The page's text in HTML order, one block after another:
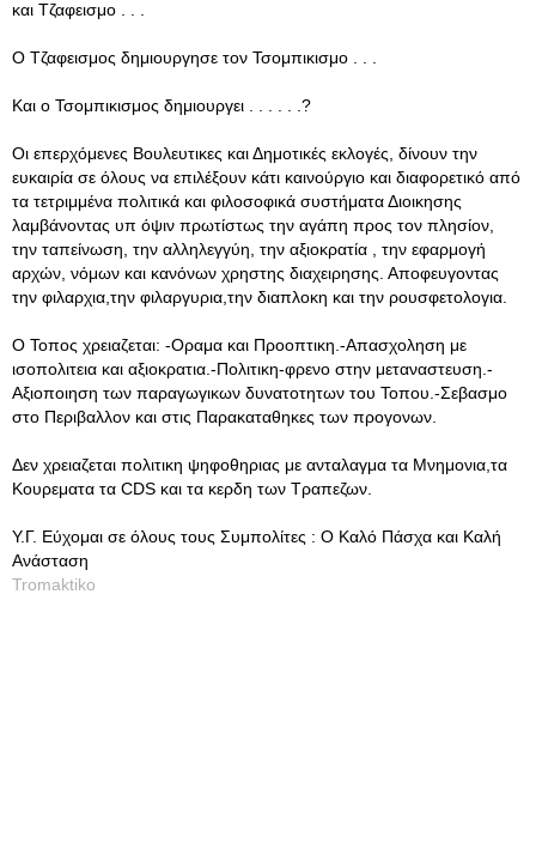
και Τζαφεισμο . . .
Ο Τζαφεισμος δημιουργησε τον Τσομπικισμο . . .
Και ο Τσομπικισμος δημιουργει . . . . . .?
Οι επερχόμενες Βουλευτικες και Δημοτικές εκλογές, δίνουν την
ευκαιρία σε όλους να επιλέξουν κάτι καινούργιο και διαφορετικό από
τα τετριμμένα πολιτικά και φιλοσοφικά συστήματα Διοικησης
λαμβάνοντας υπ όψιν πρωτίστως την αγάπη προς τον πλησίον,
την ταπείνωση, την αλληλεγγύη, την αξιοκρατία , την εφαρμογή
αρχών, νόμων και κανόνων χρηστης διαχειρησης. Αποφευγοντας
την φιλαρχια,την φιλαργυρια,την διαπλοκη και την ρουσφετολογια.
Ο Τοπος χρειαζεται: -Οραμα και Προοπτικη.-Απασχοληση με
ισοπολιτεια και αξιοκρατια.-Πολιτικη-φρενο στην μεταναστευση.-
Αξιοποιηση των παραγωγικων δυνατοτητων του Τοπου.-Σεβασμο
στο Περιβαλλον και στις Παρακαταθηκες των προγονων.
Δεν χρειαζεται πολιτικη ψηφοθηριας με ανταλαγμα τα Μνημονια,τα
Κουρεματα τα CDS και τα κερδη των Τραπεζων.
Υ.Γ. Εύχομαι σε όλους τους Συμπολίτες : Ο Καλό Πάσχα και Καλή
Ανάσταση
Tromaktiko